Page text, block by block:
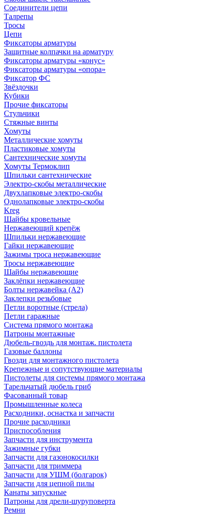
Соединители цепи
Талрепы
Тросы
Цепи
Фиксаторы арматуры
Защитные колпачки на арматуру
Фиксаторы арматуры «конус»
Фиксаторы арматуры «опора»
Фиксатор ФС
Звёздочки
Кубики
Прочие фиксаторы
Стульчики
Стяжные винты
Хомуты
Металлические хомуты
Пластиковые хомуты
Сантехнические хомуты
Хомуты Термоклип
Шпильки сантехнические
Электро-скобы металлические
Двухлапковые электро-скобы
Однолапковые электро-скобы
Kreg
Шайбы кровельные
Нержавеющий крепёж
Шпильки нержавеющие
Гайки нержавеющие
Зажимы троса нержавеющие
Тросы нержавеющие
Шайбы нержавеющие
Заклёпки нержавеющие
Болты нержавейка (А2)
Заклепки резьбовые
Петли воротные (стрела)
Петли гаражные
Система прямого монтажа
Патроны монтажные
Дюбель-гвоздь для монтаж. пистолета
Газовые баллоны
Гвозди для монтажного пистолета
Крепежные и сопутствующие материалы
Пистолеты для системы прямого монтажа
Тарельчатый дюбель гриб
Фасованный товар
Промышленные колеса
Расходники, оснастка и запчасти
Прочие расходники
Приспособления
Запчасти для инструмента
Зажимные губки
Запчасти для газонокосилки
Запчасти для триммера
Запчасти для УШМ (болгарок)
Запчасти для цепной пилы
Канаты запускные
Патроны для дрели-шуруповерта
Ремни